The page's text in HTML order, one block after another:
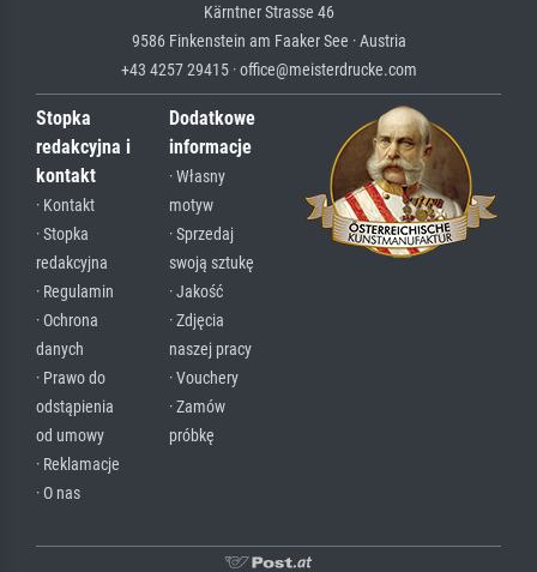
Kärntner Strasse 46
9586 Finkenstein am Faaker See · Austria
+43 4257 29415 · office@meisterdrucke.com
Stopka
redakcyjna i
kontakt
· Kontakt
· Stopka
redakcyjna
· Regulamin
· Ochrona
danych
· Prawo do
odstąpienia
od umowy
· Reklamacje
· O nas
Dodatkowe
informacje
· Własny
motyw
· Sprzedaj
swoją sztukę
· Jakość
· Zdjęcia
naszej pracy
· Vouchery
· Zamów
próbkę